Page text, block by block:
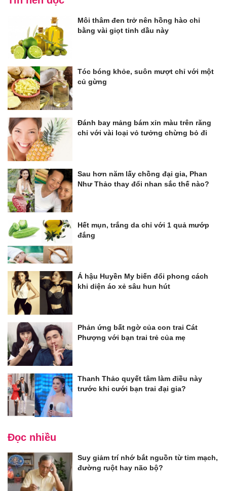
Môi thâm đen trở nên hồng hào chỉ
bằng vài giọt tinh dầu này
Tóc bóng khỏe, suôn mượt chỉ với một
củ gừng
Đánh bay mảng bám xỉn màu trên răng
chỉ với vài loại vỏ tưởng chừng bỏ đi
Sau hơn năm lấy chồng đại gia, Phan
Như Thảo thay đổi nhan sắc thế nào?
Hết mụn, trắng da chỉ với 1 quả mướp
đắng
Á hậu Huyền My biến đổi phong cách
khi diện áo xẻ sâu hun hút
Phản ứng bất ngờ của con trai Cát
Phượng với bạn trai trẻ của mẹ
Thanh Thảo quyết tâm làm điều này
trước khi cưới bạn trai đại gia?
Đọc nhiều
Suy giảm trí nhớ bắt nguồn từ tim mạch,
đường ruột hay não bộ?